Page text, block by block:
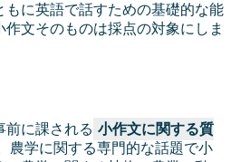
に英語で話すための基礎的な能
文そのものは採点の対象にしま
前に課される 小作文に関する質
農学に関する専門的な話題で小